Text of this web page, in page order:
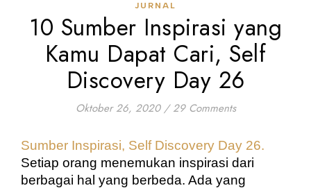
JURNAL
10 Sumber Inspirasi yang
Kamu Dapat Cari, Self
Discovery Day 26
Oktober 26, 2020 / 29 Comments
Sumber Inspirasi, Self Discovery Day 26.
Setiap orang menemukan inspirasi dari
berbagai hal yang berbeda. Ada yang